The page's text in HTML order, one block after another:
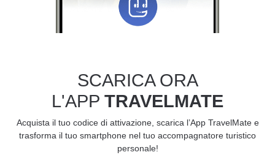
SCARICA ORA
L'APP TRAVELMATE
Acquista il tuo codice di attivazione, scarica l’App TravelMate e
trasforma il tuo smartphone nel tuo accompagnatore turistico
personale!